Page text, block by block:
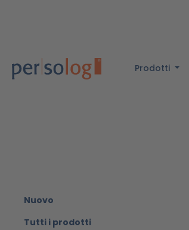
Prodotti
Nuovo
Tutti i prodotti